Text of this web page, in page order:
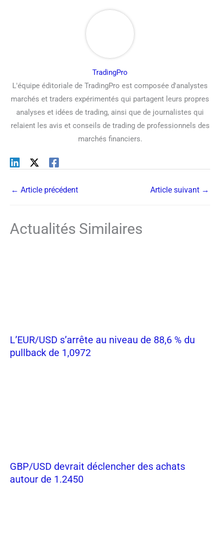
TradingPro
L'équipe éditoriale de TradingPro est composée d'analystes
marchés et traders expérimentés qui partagent leurs propres
analyses et idées de trading, ainsi que de journalistes qui
relaient les avis et conseils de trading de professionnels des
marchés financiers.
← Article précédent Article suivant →
Actualités Similaires
L’EUR/USD s’arrête au niveau de 88,6 % du
pullback de 1,0972
GBP/USD devrait déclencher des achats
autour de 1.2450